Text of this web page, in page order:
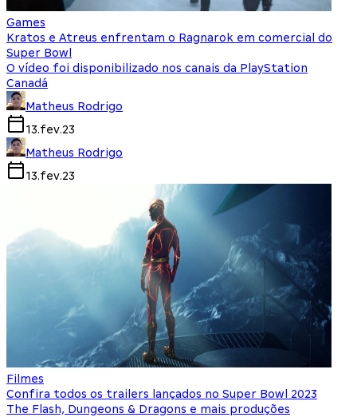
Games
Kratos e Atreus enfrentam o Ragnarok em comercial do
Super Bowl
O vídeo foi disponibilizado nos canais da PlayStation
Canadá
Matheus Rodrigo
13.fev.23
Matheus Rodrigo
13.fev.23
Filmes
Confira todos os trailers lançados no Super Bowl 2023
The Flash, Dungeons & Dragons e mais produções